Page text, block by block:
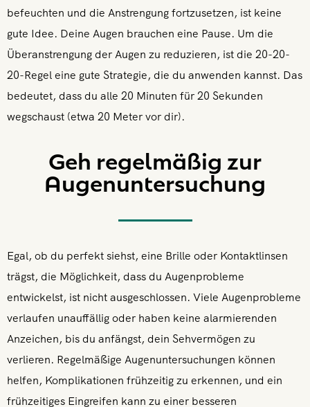
befeuchten und die Anstrengung fortzusetzen, ist keine
gute Idee. Deine Augen brauchen eine Pause. Um die
Überanstrengung der Augen zu reduzieren, ist die 20-20-
20-Regel eine gute Strategie, die du anwenden kannst. Das
bedeutet, dass du alle 20 Minuten für 20 Sekunden
wegschaust (etwa 20 Meter vor dir).
Geh regelmäßig zur
Augenuntersuchung
Egal, ob du perfekt siehst, eine Brille oder Kontaktlinsen
trägst, die Möglichkeit, dass du Augenprobleme
entwickelst, ist nicht ausgeschlossen. Viele Augenprobleme
verlaufen unauffällig oder haben keine alarmierenden
Anzeichen, bis du anfängst, dein Sehvermögen zu
verlieren. Regelmäßige Augenuntersuchungen können
helfen, Komplikationen frühzeitig zu erkennen, und ein
frühzeitiges Eingreifen kann zu einer besseren